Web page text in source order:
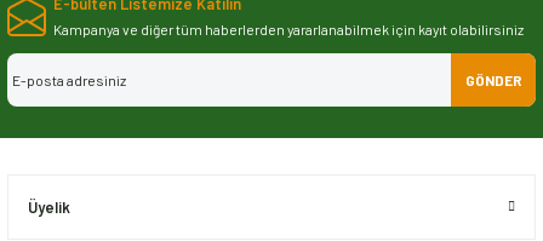
iletebilirsiniz.
Görüş ve önerileriniz için teşekkür ederiz.
Ürün resmi kalitesiz, bozuk veya görüntülenemiyor.
Kampanya ve diğer tüm haberlerden yararlanabilmek için kayıt olabilirsiniz
GÖNDER
Üyelik